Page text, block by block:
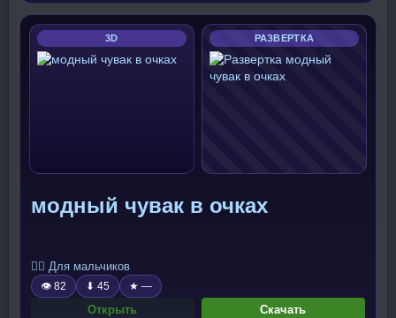
3D РАЗВЕРТКА
модный чувак в очках
🧍‍♂️ Для мальчиков
👁 82 ⬇ 45 ★ —
Открыть Скачать